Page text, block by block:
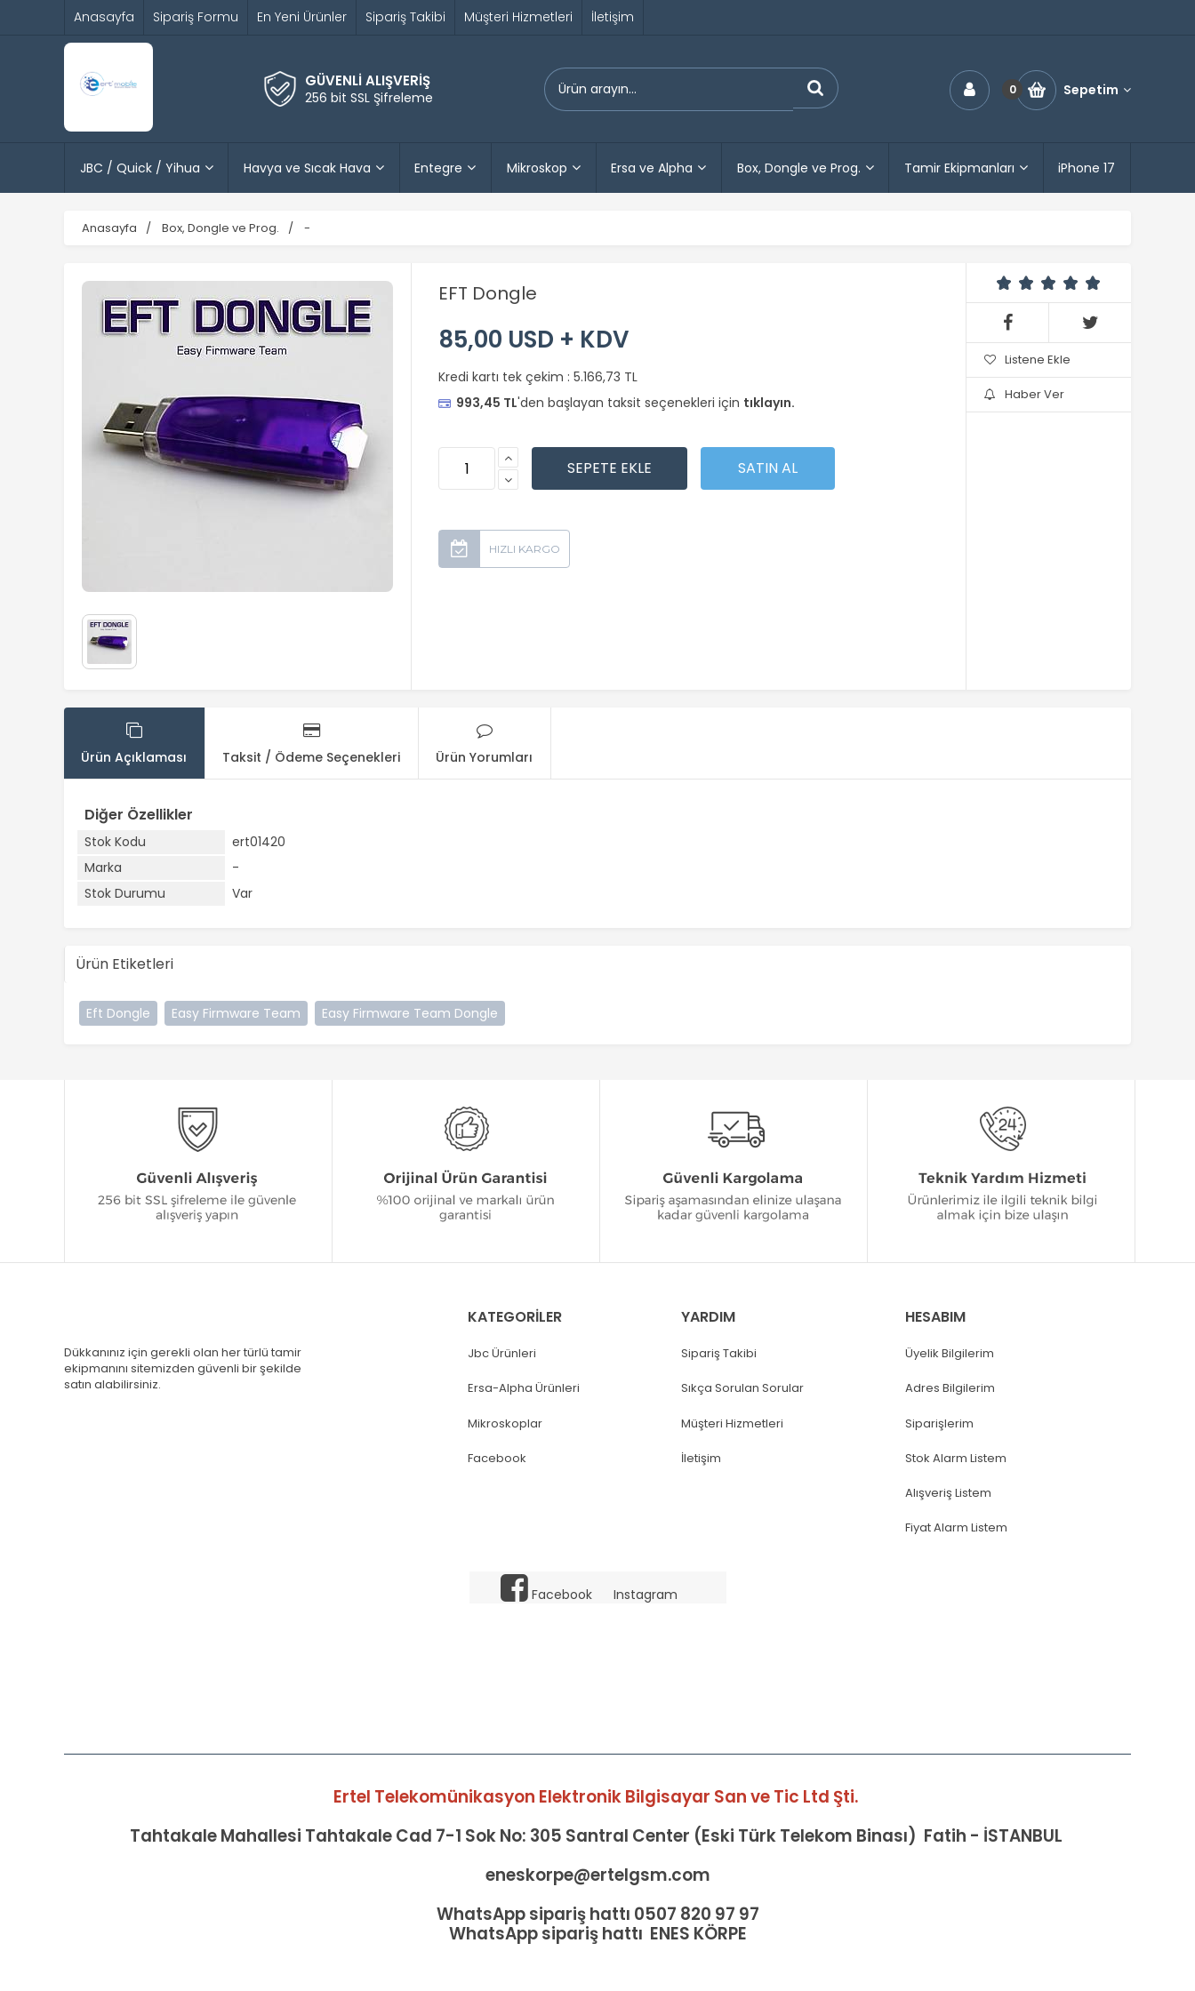
Anasayfa Sipariş Formu En Yeni Ürünler Sipariş Takibi Müşteri Hizmetleri İletişim
GÜVENLİ ALIŞVERİŞ
256 bit SSL Şifreleme 0 Sepetim
JBC / Quick / Yihua Havya ve Sıcak Hava Entegre Mikroskop Ersa ve Alpha Box, Dongle ve Prog. Tamir Ekipmanları iPhone 17
Anasayfa Box, Dongle ve Prog. -
EFT Dongle
85,00 USD + KDV
Kredi kartı tek çekim : 5.166,73 TL
993,45 TL'den başlayan taksit seçenekleri için tıklayın.
Listene Ekle
Haber Ver
Ürün Açıklaması Taksit / Ödeme Seçenekleri Ürün Yorumları
Diğer Özellikler
Stok Kodu
ert01420
Marka
-
Stok Durumu
Var
Ürün Etiketleri
Eft Dongle Easy Firmware Team Easy Firmware Team Dongle
Dükkanınız için gerekli olan her türlü tamir
ekipmanını sitemizden güvenli bir şekilde
satın alabilirsiniz.
KATEGORİLER
Jbc Ürünleri
Ersa-Alpha Ürünleri
Mikroskoplar
Facebook
YARDIM
Sipariş Takibi
Sıkça Sorulan Sorular
Müşteri Hizmetleri
İletişim
HESABIM
Üyelik Bilgilerim
Adres Bilgilerim
Siparişlerim
Stok Alarm Listem
Alışveriş Listem
Fiyat Alarm Listem
Facebook Instagram
Ertel Telekomünikasyon Elektronik Bilgisayar San ve Tic Ltd Şti.
Tahtakale Mahallesi Tahtakale Cad 7-1 Sok No: 305 Santral Center (Eski Türk Telekom Binası) Fatih - İSTANBUL
eneskorpe@ertelgsm.com
WhatsApp sipariş hattı 0507 820 97 97
WhatsApp sipariş hattı ENES KÖRPE